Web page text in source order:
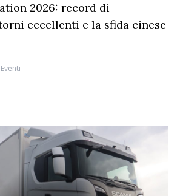
2026: record di
eccellenti e la sfida cinese
Eventi